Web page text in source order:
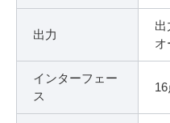
出力
出
オ
インターフェー
ス